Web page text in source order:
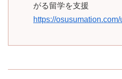
がる留学を支援
https://